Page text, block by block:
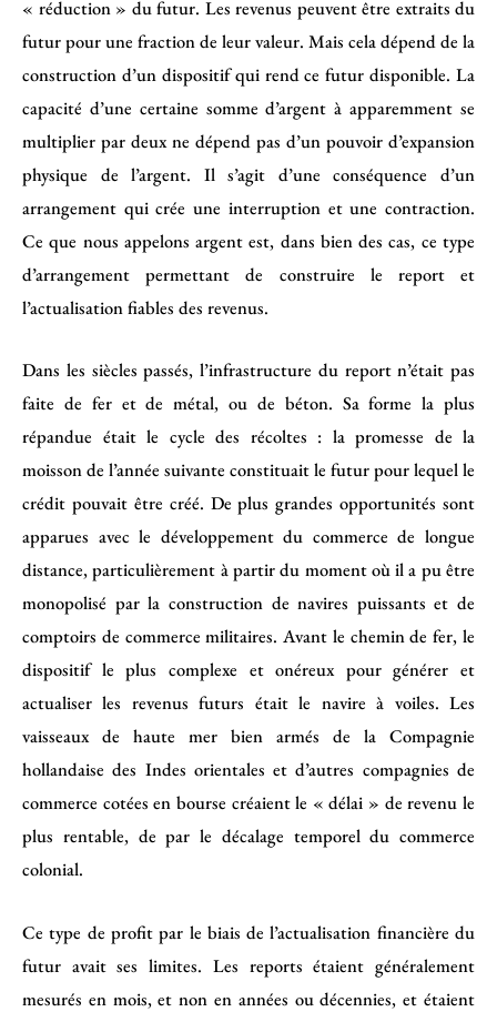
« réduction » du futur. Les revenus peuvent être extraits du
futur pour une fraction de leur valeur. Mais cela dépend de la
construction d’un dispositif qui rend ce futur disponible. La
capacité d’une certaine somme d’argent à apparemment se
multiplier par deux ne dépend pas d’un pouvoir d’expansion
physique de l’argent. Il s’agit d’une conséquence d’un
arrangement qui crée une interruption et une contraction.
Ce que nous appelons argent est, dans bien des cas, ce type
d’arrangement permettant de construire le report et
l’actualisation fiables des revenus.
Dans les siècles passés, l’infrastructure du report n’était pas
faite de fer et de métal, ou de béton. Sa forme la plus
répandue était le cycle des récoltes : la promesse de la
moisson de l’année suivante constituait le futur pour lequel le
crédit pouvait être créé. De plus grandes opportunités sont
apparues avec le développement du commerce de longue
distance, particulièrement à partir du moment où il a pu être
monopolisé par la construction de navires puissants et de
comptoirs de commerce militaires. Avant le chemin de fer, le
dispositif le plus complexe et onéreux pour générer et
actualiser les revenus futurs était le navire à voiles. Les
vaisseaux de haute mer bien armés de la Compagnie
hollandaise des Indes orientales et d’autres compagnies de
commerce cotées en bourse créaient le « délai » de revenu le
plus rentable, de par le décalage temporel du commerce
colonial.
Ce type de profit par le biais de l’actualisation financière du
futur avait ses limites. Les reports étaient généralement
mesurés en mois, et non en années ou décennies, et étaient